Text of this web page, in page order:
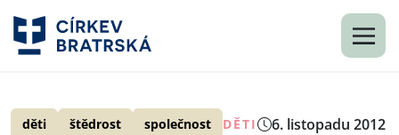
děti štědrost společnost DĚTI 6. listopadu 2012